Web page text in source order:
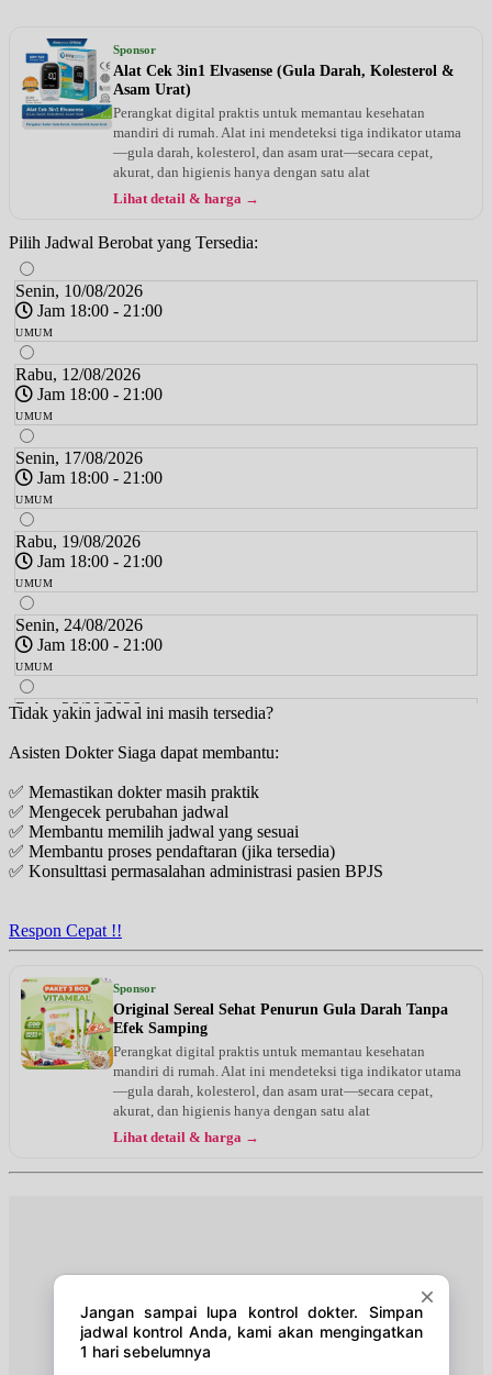
Sponsor
Alat Cek 3in1 Elvasense (Gula Darah, Kolesterol &
Asam Urat)
Perangkat digital praktis untuk memantau kesehatan
mandiri di rumah. Alat ini mendeteksi tiga indikator utama
—gula darah, kolesterol, dan asam urat—secara cepat,
akurat, dan higienis hanya dengan satu alat
Lihat detail & harga →
Pilih Jadwal Berobat yang Tersedia:
Senin, 10/08/2026
Jam 18:00 - 21:00
UMUM
Rabu, 12/08/2026
Jam 18:00 - 21:00
UMUM
Senin, 17/08/2026
Jam 18:00 - 21:00
UMUM
Rabu, 19/08/2026
Jam 18:00 - 21:00
UMUM
Senin, 24/08/2026
Jam 18:00 - 21:00
UMUM
Rabu, 26/08/2026
Jam 18:00 - 21:00
UMUM
Senin, 31/08/2026
Jam 18:00 - 21:00
UMUM
Rabu, 02/09/2026
Tidak yakin jadwal ini masih tersedia?
Asisten Dokter Siaga dapat membantu:
✅ Memastikan dokter masih praktik
✅ Mengecek perubahan jadwal
✅ Membantu memilih jadwal yang sesuai
✅ Membantu proses pendaftaran (jika tersedia)
✅ Konsulttasi permasalahan administrasi pasien BPJS
Respon Cepat !!
Sponsor
Original Sereal Sehat Penurun Gula Darah Tanpa
Efek Samping
Perangkat digital praktis untuk memantau kesehatan
mandiri di rumah. Alat ini mendeteksi tiga indikator utama
—gula darah, kolesterol, dan asam urat—secara cepat,
akurat, dan higienis hanya dengan satu alat
Lihat detail & harga →